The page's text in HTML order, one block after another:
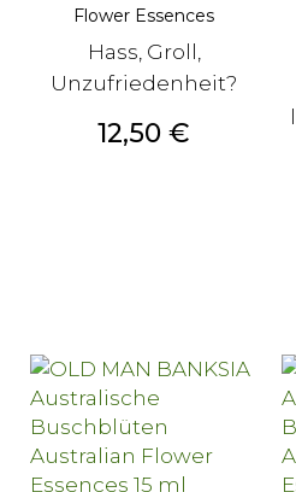
Flower Essences
Hass, Groll,
Unzufriedenheit?
Preis
12,50 €